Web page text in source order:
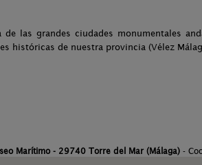
las grandes ciudades monumentales
históricas de nuestra provincia (Vélez
Marítimo - 29740 Torre del Mar (Málaga)-